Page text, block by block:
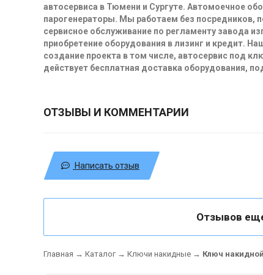
автосервиса в Тюмени и Сургуте. Автомоечное
парогенераторы. Мы работаем без посредников,
сервисное обслуживание по регламенту завода
приобретение оборудования в лизинг и кредит.
создание проекта в том числе, автосервис под
действует бесплатная доставка оборудования,
ОТЗЫВЫ И КОММЕНТАРИИ
Написать отзыв
Отзывов
Главная → Каталог→ Ключи накидные → Ключ